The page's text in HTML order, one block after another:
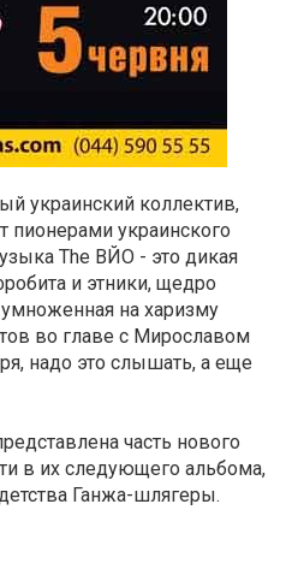
украинский коллектив,
украинского
Тhe ВЙО - это дикая
и этники, щедро
на харизму
во главе с Мирославом
надо это слышать, а еще
​​часть нового
в их следующего альбома,
Ганжа-шлягеры.